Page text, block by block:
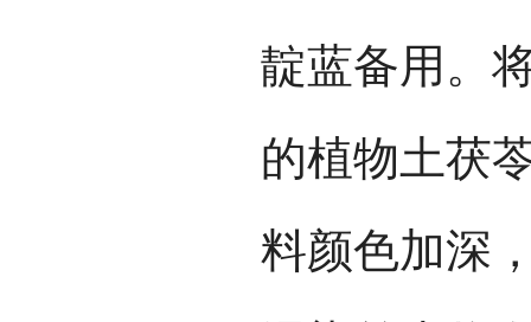
靛蓝备用。
的植物土茯
料颜色加深